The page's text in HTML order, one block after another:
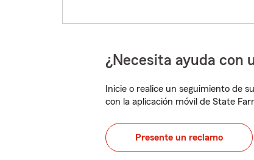
¿Necesita ayuda con
Inicie o realice un seguimiento de
con la aplicación móvil de State
Presente un reclamo